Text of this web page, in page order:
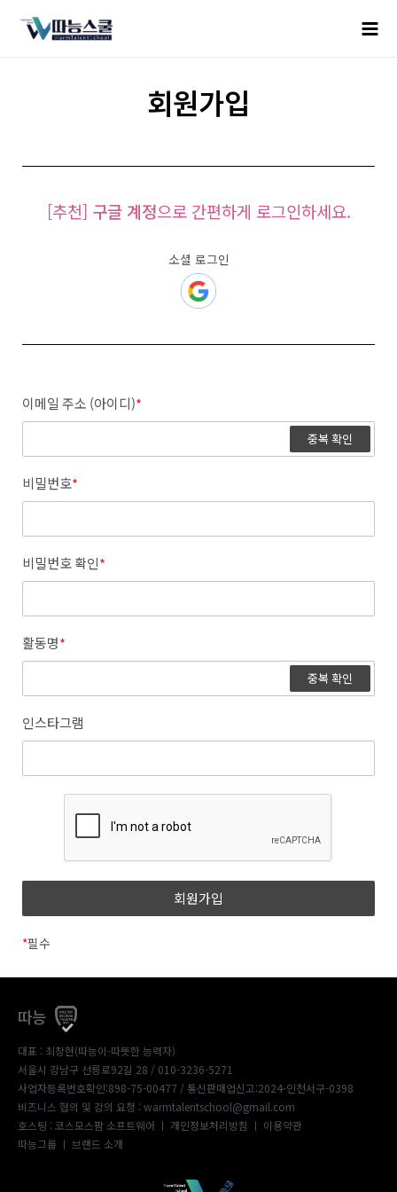
회원가입
[추천] 구글 계정으로 간편하게 로그인하세요.
소셜 로그인
이메일 주소 (아이디)*
중복 확인
비밀번호*
비밀번호 확인*
활동명*
중복 확인
인스타그램
*필수
따능
대표 : 최창현(따능이-따뜻한 능력자)
서울시 강남구 선릉로92길 28 / 010-3236-5271
사업자등록번호확인:898-75-00477 / 통신판매업신고:2024-인천서구-0398
비즈니스 협의 및 강의 요청 : warmtalentschool@gmail.com
호스팅 : 코스모스팜 소프트웨어 ㅣ 개인정보처리방침 ㅣ 이용약관
따능그룹 ㅣ 브랜드 소개